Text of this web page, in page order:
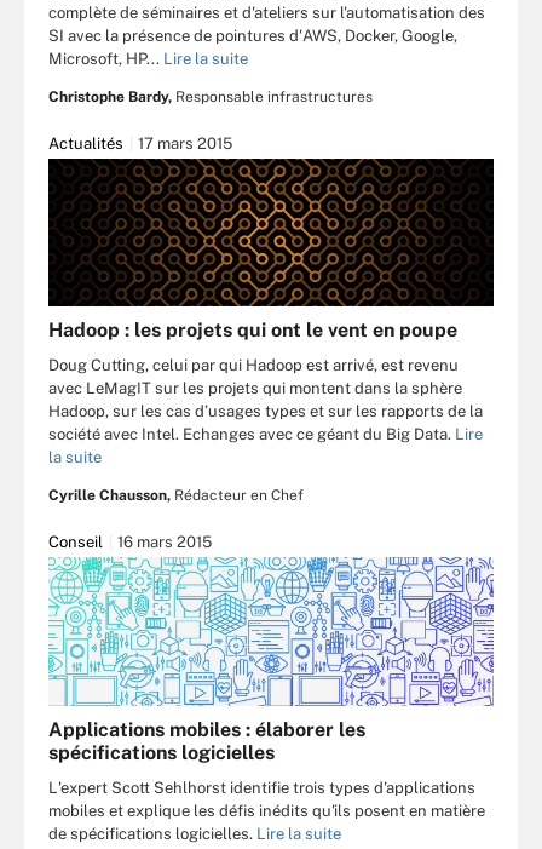
complète de séminaires et d'ateliers sur l'automatisation des
SI avec la présence de pointures d'AWS, Docker, Google,
Microsoft, HP... Lire la suite
Christophe Bardy, Responsable infrastructures
Actualités 17 mars 2015
Hadoop : les projets qui ont le vent en poupe
Doug Cutting, celui par qui Hadoop est arrivé, est revenu
avec LeMagIT sur les projets qui montent dans la sphère
Hadoop, sur les cas d’usages types et sur les rapports de la
société avec Intel. Echanges avec ce géant du Big Data. Lire
la suite
Cyrille Chausson, Rédacteur en Chef
Conseil 16 mars 2015
Applications mobiles : élaborer les
spécifications logicielles
L'expert Scott Sehlhorst identifie trois types d'applications
mobiles et explique les défis inédits qu'ils posent en matière
de spécifications logicielles. Lire la suite